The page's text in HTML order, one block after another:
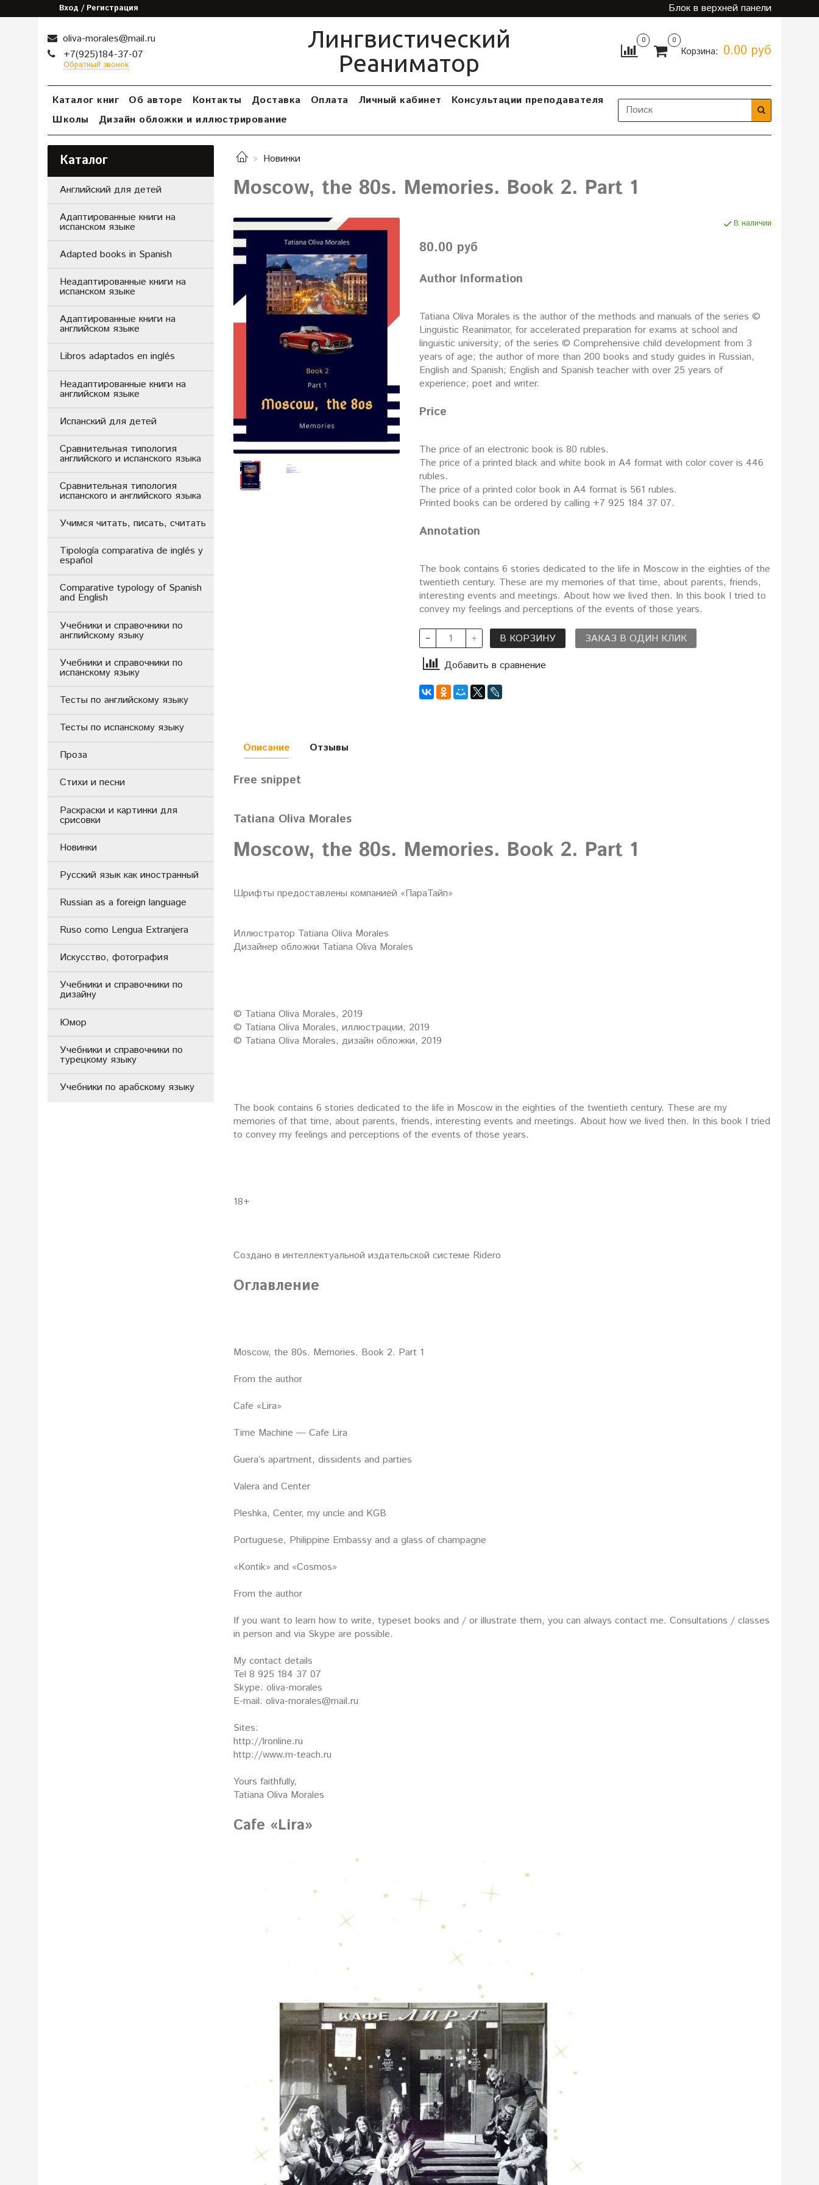
Вход / Регистрация Блок в верхней панели
oliva-morales@mail.ru
+7(925)184-37-07
Обратный звонок
Лингвистический
Реаниматор
0 0
Корзина: 0.00 руб
Каталог книг Об авторе Контакты Доставка Оплата Личный кабинет
Консультации преподавателя
Школы
Дизайн обложки и иллюстрирование
Новинки
Moscow, the 80s. Memories. Book 2. Part 1
В наличии
80.00 руб
Author Information
Tatiana Oliva Morales is the author of the methods and manuals of the series ©
Linguistic Reanimator, for accelerated preparation for exams at school and
linguistic university; of the series © Comprehensive child development from 3
years of age; the author of more than 200 books and study guides in Russian,
English and Spanish; English and Spanish teacher with over 25 years of
experience; poet and writer.
Price
The price of an electronic book is 80 rubles.
The price of a printed black and white book in A4 format with color cover is 446
rubles.
The price of a printed color book in A4 format is 561 rubles.
Printed books can be ordered by calling +7 925 184 37 07.
Annotation
The book contains 6 stories dedicated to the life in Moscow in the eighties of the
twentieth century. These are my memories of that time, about parents, friends,
interesting events and meetings. About how we lived then. In this book I tried to
convey my feelings and perceptions of the events of those years.
В КОРЗИНУ
ЗАКАЗ В ОДИН КЛИК
Добавить в сравнение
Описание
Free snippet
Tatiana Oliva Morales
Moscow, the 80s. Memories. Book 2. Part 1
Шрифты предоставлены компанией «ПараТайп»
Иллюстратор Tatiana Oliva Morales
Дизайнер обложки Tatiana Oliva Morales
© Tatiana Oliva Morales, 2019
© Tatiana Oliva Morales, иллюстрации, 2019
© Tatiana Oliva Morales, дизайн обложки, 2019
The book contains 6 stories dedicated to the life in Moscow in the eighties of the twentieth century. These are my
memories of that time, about parents, friends, interesting events and meetings. About how we lived then. In this book I tried
to convey my feelings and perceptions of the events of those years.
18+
Создано в интеллектуальной издательской системе Ridero
Оглавление
Moscow, the 80s. Memories. Book 2. Part 1
From the author
Cafe «Lira»
Time Machine — Cafe Lira
Guera’s apartment, dissidents and parties
Valera and Center
Pleshka, Center, my uncle and KGB
Portuguese, Philippine Embassy and a glass of champagne
«Kontik» and «Cosmos»
From the author
If you want to learn how to write, typeset books and / or illustrate them, you can always contact me. Consultations / classes
in person and via Skype are possible.
My contact details
Tel 8 925 184 37 07
Skype: oliva-morales
E-mail: oliva-morales@mail.ru
Sites:
http://lronline.ru
http://www.m-teach.ru
Yours faithfully,
Tatiana Oliva Morales
Cafe «Lira»
Отзывы
Каталог
Английский для детей
Адаптированные книги на
испанском языке
Adapted books in Spanish
Неадаптированные книги на
испанском языке
Адаптированные книги на
английском языке
Libros adaptados en inglés
Неадаптированные книги на
английском языке
Испанский для детей
Сравнительная типология
английского и испанского языка
Сравнительная типология
испанского и английского языка
Учимся читать, писать, считать
Tipología comparativa de inglés y
español
Comparative typology of Spanish
and English
Учебники и справочники по
английскому языку
Учебники и справочники по
испанскому языку
Тесты по английскому языку
Тесты по испанскому языку
Проза
Стихи и песни
Раскраски и картинки для
срисовки
Новинки
Русский язык как иностранный
Russian as a foreign language
Ruso como Lengua Extranjera
Искусство, фотография
Учебники и справочники по
дизайну
Юмор
Учебники и справочники по
турецкому языку
Учебники по арабскому языку